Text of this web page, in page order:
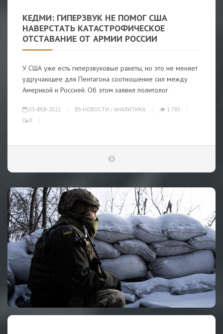
КЕДМИ: ГИПЕРЗВУК НЕ ПОМОГ США
НАВЕРСТАТЬ КАТАСТРОФИЧЕСКОЕ
ОТСТАВАНИЕ ОТ АРМИИ РОССИИ
У США уже есть гиперзвуковые ракеты, но это не меняет
удручающее для Пентагона соотношение сил между
Америкой и Россией. Об этом заявил политолог
03-ФЕВ-2022 НОВОСТИ / АНАЛИТИКА
1 783
0